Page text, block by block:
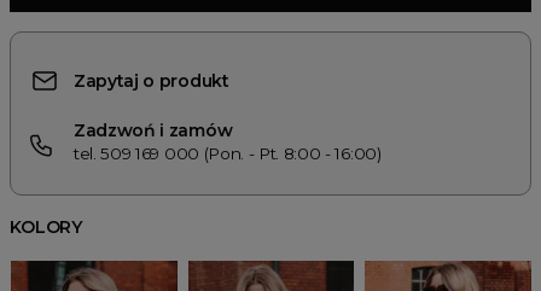
Zapytaj o produkt
Zadzwoń i zamów
tel. 509 169 000 (Pon. - Pt. 8:00 - 16:00)
KOLORY